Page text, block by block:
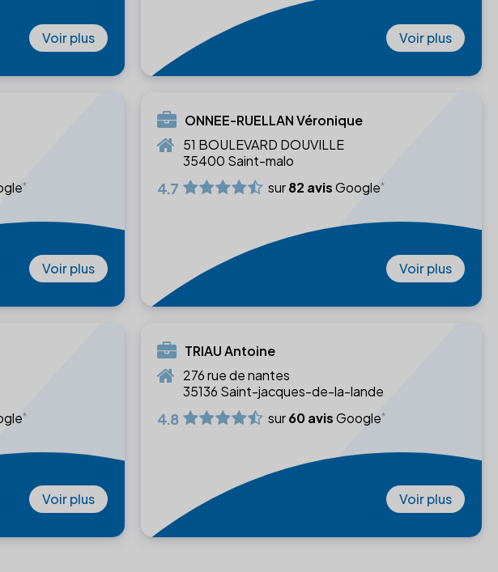
Voir plus Voir plus
Voir plus
ONNEE-RUELLAN Véronique
51 BOULEVARD DOUVILLE
35400 Saint-malo
4.7 sur82 avisGoogle
Voir plus
Voir plus
TRIAU Antoine
276 rue de nantes
35136 Saint-jacques-de-la-lande
4.8 sur60 avisGoogle
Voir plus